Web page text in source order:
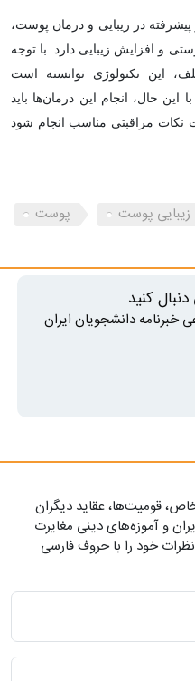
در زیبایی و درمان پوست،
و افزایش زیبایی دارد. با توجه
این تکنولوژی توانسته است
این حال، انجام این درمان‌ها باید
مراقبتی مناسب انجام شود
زیبایی پوست
پوست
کنید
دانشجویان ایران
قومیت‌ها، عقاید دیگران
و آموزه‌های دینی مغایرت
خود را با حروف فارسی